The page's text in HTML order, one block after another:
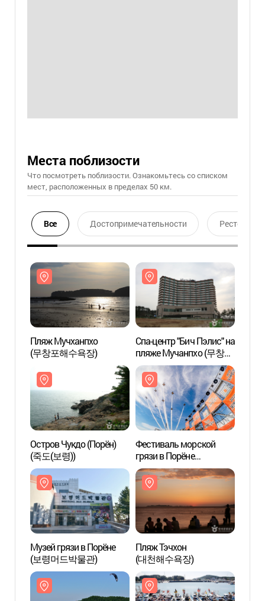
Места поблизости
Что посмотреть поблизости. Ознакомьтесь со списком
мест, расположенных в пределах 50 км.
Все Достопримечательности Ресторан
Пляж Мучханпхо
(무창포해수욕장)
Спа-центр "Бич Пэлис" на
пляже Мучанпхо (무창포
비체팰리스 스파)
Остров Чукдо (Порён)
(죽도(보령))
Фестиваль морской
грязи в Порёне
(보령머드축제)
Музей грязи в Порёне
(보령머드박물관)
Пляж Тэчхон
(대천해수욕장)